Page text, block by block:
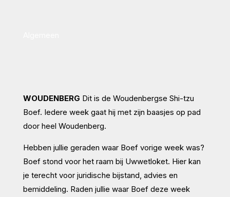
WOUDENBERG Dit is de Woudenbergse Shi-tzu
Boef. Iedere week gaat hij met zijn baasjes op pad
door heel Woudenberg.
Hebben jullie geraden waar Boef vorige week was?
Boef stond voor het raam bij Uwwetloket. Hier kan
je terecht voor juridische bijstand, advies en
bemiddeling. Raden jullie waar Boef deze week